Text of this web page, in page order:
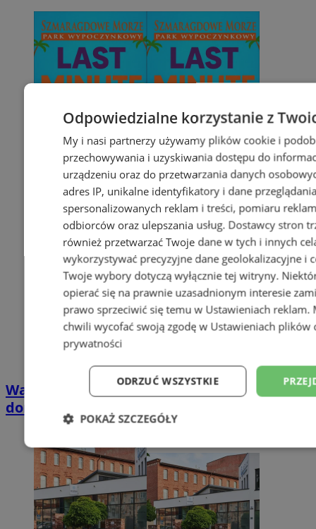
Wakacyjny wypoczynek nad Bałtykiem w
domkach Szmaragdowe Morze
Odpowiedzialne korzystanie z
My i nasi partnerzy używamy plików cookie i
przechowywania i uzyskiwania dostępu do
urządzeniu oraz do przetwarzania danych
adres IP, unikalne identyfikatory i dane
spersonalizowanych reklam i treści, pomiaru
odbiorców oraz ulepszania usług. Dostawcy stron
również przetwarzać Twoje dane w tych i innych
wykorzystywać precyzyjne dane geolokalizacyjne i
Twoje wybory dotyczą wyłącznie tej witryny.
opierać się na prawnie uzasadnionym interesie
prawo sprzeciwić się temu w Ustawieniach reklam.
chwili wycofać swoją zgodę w Ustawieniach plików
prywatności
ODRZUĆ WSZYSTKIE
POKAŻ SZCZEGÓŁY
Niezbędne Wydajność
Niesklasyfikowane